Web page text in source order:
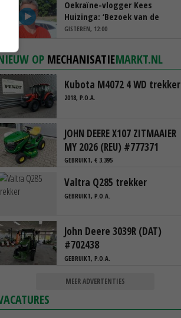
Oekraïne-vlogger Kees
Huizinga: ‘Bezoek van de
ambassade mag zelf groente
GISTEREN, 12:00
OP MECHANISATIEMARKT.NL
Kubota M4072 4 WD trekker
2018, P.O.A.
JOHN DEERE X107 ZITMAAIER
MY 2026 (REU) #777371
GEBRUIKT, € 3.395
Valtra Q285 trekker
GEBRUIKT, P.O.A.
John Deere 3039R (DAT)
#702438
GEBRUIKT, P.O.A.
MEER ADVERTENTIES